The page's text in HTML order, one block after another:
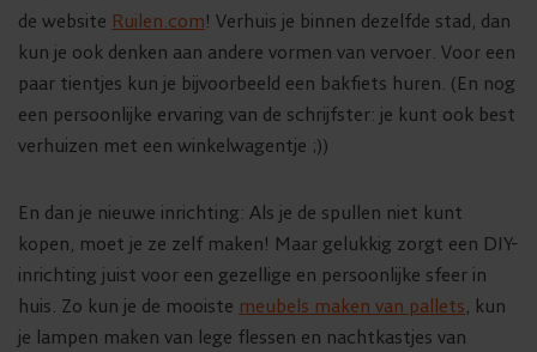
de website Ruilen.com! Verhuis je binnen dezelfde stad, dan
kun je ook denken aan andere vormen van vervoer. Voor een
paar tientjes kun je bijvoorbeeld een bakfiets huren. (En nog
een persoonlijke ervaring van de schrijfster: je kunt ook best
verhuizen met een winkelwagentje ;))
En dan je nieuwe inrichting: Als je de spullen niet kunt
kopen, moet je ze zelf maken! Maar gelukkig zorgt een DIY-
inrichting juist voor een gezellige en persoonlijke sfeer in
huis. Zo kun je de mooiste meubels maken van pallets, kun
je lampen maken van lege flessen en nachtkastjes van